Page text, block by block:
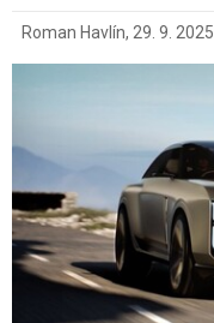
Roman Havlín, 29. 9. 2025